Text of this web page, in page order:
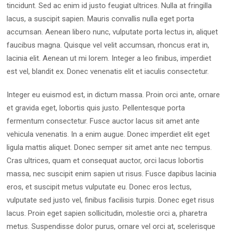
tincidunt. Sed ac enim id justo feugiat ultrices. Nulla at fringilla
lacus, a suscipit sapien. Mauris convallis nulla eget porta
accumsan. Aenean libero nunc, vulputate porta lectus in, aliquet
faucibus magna. Quisque vel velit accumsan, rhoncus erat in,
lacinia elit. Aenean ut mi lorem. Integer a leo finibus, imperdiet
est vel, blandit ex. Donec venenatis elit et iaculis consectetur.
Integer eu euismod est, in dictum massa. Proin orci ante, ornare
et gravida eget, lobortis quis justo. Pellentesque porta
fermentum consectetur. Fusce auctor lacus sit amet ante
vehicula venenatis. In a enim augue. Donec imperdiet elit eget
ligula mattis aliquet. Donec semper sit amet ante nec tempus.
Cras ultrices, quam et consequat auctor, orci lacus lobortis
massa, nec suscipit enim sapien ut risus. Fusce dapibus lacinia
eros, et suscipit metus vulputate eu. Donec eros lectus,
vulputate sed justo vel, finibus facilisis turpis. Donec eget risus
lacus. Proin eget sapien sollicitudin, molestie orci a, pharetra
metus. Suspendisse dolor purus, ornare vel orci at, scelerisque